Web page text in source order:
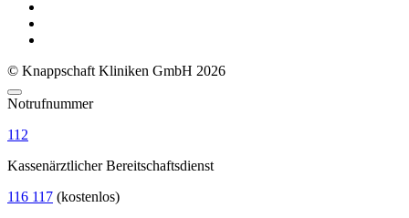
© Knappschaft Kliniken GmbH 2026
Notrufnummer
112
Kassenärztlicher Bereitschaftsdienst
116 117 (kostenlos)